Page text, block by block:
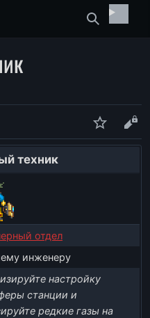
Найти
Следить
техник
отдел
инженеру
настройку
станции и
редкие газы на